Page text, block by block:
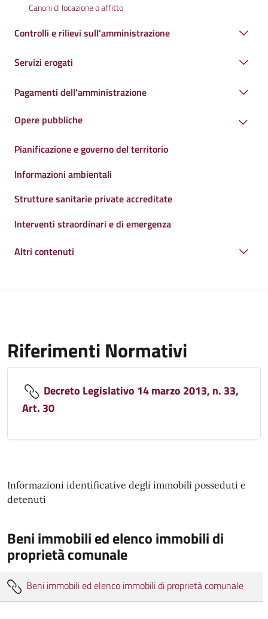
Canoni di locazione o affitto
Controlli e rilievi sull'amministrazione
Servizi erogati
Pagamenti dell'amministrazione
Opere pubbliche
Pianificazione e governo del territorio
Informazioni ambientali
Strutture sanitarie private accreditate
Interventi straordinari e di emergenza
Altri contenuti
Riferimenti Normativi
Decreto Legislativo 14 marzo 2013, n. 33,
Art. 30
Informazioni identificative degli immobili posseduti e
detenuti
Beni immobili ed elenco immobili di
proprietà comunale
Beni immobili ed elenco immobili di proprietà comunale